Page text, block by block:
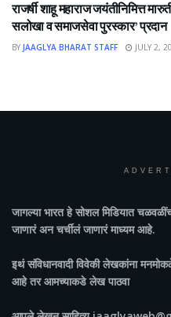
राजर्षी शाहू महाराज जयंतीनिमित्त
सलोखा व समाजसेवा पुरस्कार’ प्रदान
BY JAAGLYA BHARAT STAFF JULY 2,
जागल्या भारतहे सोशल मिडियात
जाणारं अन चर्चीलं जाणारं माध्यम आहे.
इथं संविधानवादी विवेकी लेखकांना
आहे तर आमच्याकडे लेख पाठवा